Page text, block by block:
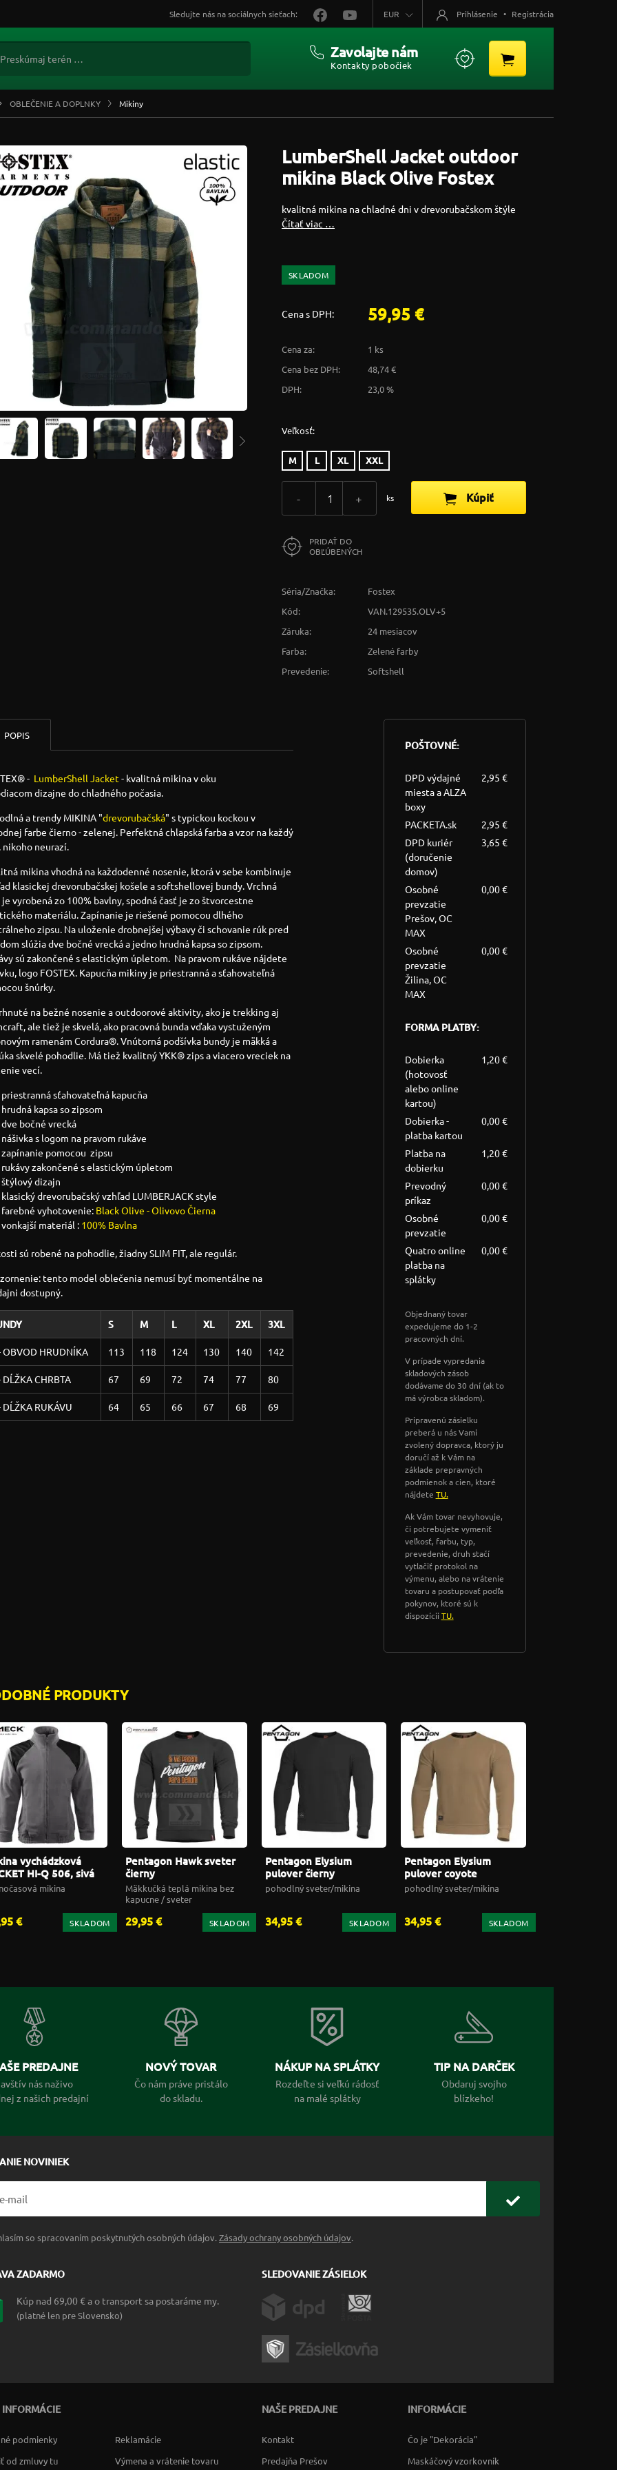
OBLEČENIE A DOPLNKY Mikiny
LumberShell Jacket outdoor
mikina Black Olive Fostex
kvalitná mikina na chladné dni v drevorubačskom štýle
Čítať viac …
SKLADOM
Cena s DPH: 59,95 €
Cena za:
1 ks
Cena bez DPH:
48,74 €
DPH:
23,0 %
Veľkosť:
M L XL XXL
- + ks Kúpiť
PRIDAŤ DO
OBĽÚBENÝCH
Séria/Značka:
Fostex
Kód:
VAN.129535.OLV+5
Záruka:
24 mesiacov
Farba:
Zelené farby
Prevedenie:
Softshell
POPIS
- LumberShell Jacket - kvalitná mikina v oku
dizajne do chladného počasia.
a trendy MIKINA "drevorubačská" s typickou kockou v
farbe čierno - zelenej. Perfektná chlapská farba a vzor na každý
nikoho neurazí.
mikina vhodná na každodenné nosenie, ktorá v sebe kombinuje
klasickej drevorubačskej košele a softshellovej bundy. Vrchná
vyrobená zo 100% bavlny, spodná časť je zo štvorcestne
materiálu. Zapínanie je riešené pomocou dlhého
zipsu. Na uloženie drobnejšej výbavy či schovanie rúk pred
slúžia dve bočné vrecká a jedno hrudná kapsa so zipsom.
sú zakončené s elastickým úpletom. Na pravom rukáve nájdete
logo FOSTEX. Kapucňa mikiny je priestranná a sťahovateľná
šnúrky.
na bežné nosenie a outdoorové aktivity, ako je trekking aj
ale tiež je skvelá, ako pracovná bunda vďaka vystuženým
ramenám Cordura®. Vnútorná podšívka bundy je mäkká a
skvelé pohodlie. Má tiež kvalitný YKK® zips a viacero vreciek na
vecí.
priestranná sťahovateľná kapucňa
hrudná kapsa so zipsom
dve bočné vrecká
nášivka s logom na pravom rukáve
zapínanie pomocou zipsu
rukávy zakončené s elastickým úpletom
štýlový dizajn
klasický drevorubačský vzhľad LUMBERJACK style
farebné vyhotovenie: Black Olive - Olivovo Čierna
vonkajší materiál : 100% Bavlna
sú robené na pohodlie, žiadny SLIM FIT, ale regulár.
tento model oblečenia nemusí byť momentálne na
dostupný.
S M L XL 2XL 3XL
OBVOD HRUDNÍKA 113 118 124 130 140 142
DĹŽKA CHRBTA 67 69 72 74 77 80
DĹŽKA RUKÁVU 64 65 66 67 68 69
POŠTOVNÉ:
DPD výdajné
miesta a ALZA
boxy
2,95 €
PACKETA.sk
2,95 €
DPD kuriér
(doručenie
domov)
3,65 €
Osobné
prevzatie
Prešov, OC
MAX
0,00 €
Osobné
prevzatie
Žilina, OC
MAX
0,00 €
FORMA PLATBY:
Dobierka
(hotovosť
alebo online
kartou)
1,20 €
Dobierka -
platba kartou
0,00 €
Platba na
dobierku
1,20 €
Prevodný
príkaz
0,00 €
Osobné
prevzatie
0,00 €
Quatro online
platba na
splátky
0,00 €
Objednaný tovar
expedujeme do 1-2
pracovných dní.
V prípade vypredania
skladových zásob
dodávame do 30 dní (ak to
má výrobca skladom).
Pripravenú zásielku
preberá u nás Vami
zvolený dopravca, ktorý ju
doručí až k Vám na
základe prepravných
podmienok a cien, ktoré
nájdete TU.
Ak Vám tovar nevyhovuje,
či potrebujete vymeniť
veľkosť, farbu, typ,
prevedenie, druh stačí
vytlačiť protokol na
výmenu, alebo na vrátenie
tovaru a postupovať podľa
pokynov, ktoré sú k
dispozícii TU.
PRODUKTY
vychádzková
HI-Q 506, sivá
mikina
€ SKLADOM
Pentagon Hawk sveter
čierny
Mäkkučká teplá mikina bez
kapucne / sveter
29,95 € SKLADOM
Pentagon Elysium
pulover čierny
pohodlný sveter/mikina
34,95 € SKLADOM
Pentagon Elysium
pulover coyote
pohodlný sveter/mikina
34,95 € SKLADOM
PREDAJNE
nás naživo
z našich predajní
NOVÝ TOVAR
Čo nám práve pristálo
do skladu.
NÁKUP NA SPLÁTKY
Rozdeľte si veľkú rádosť
na malé splátky
TIP NA DARČEK
Obdaruj svojho
blízkeho!
NOVINIEK
so spracovaním poskytnutých osobných údajov.Zásady ochrany osobných údajov.
ZADARMO
Kúp nad 69,00 € a o transport sa postaráme my.
(platné len pre Slovensko)
SLEDOVANIE ZÁSIELOK
INFORMÁCIE
podmienky
Reklamácie
od zmluvy tu
Výmena a vrátenie tovaru
NAŠE PREDAJNE
Kontakt
Predajňa Prešov
INFORMÁCIE
Čo je "Dekorácia"
Maskáčový vzorkovník
Sledujte nás na sociálnych sieťach: EUR Prihlásenie • Registrácia
Zavolajte nám
Kontakty pobočiek